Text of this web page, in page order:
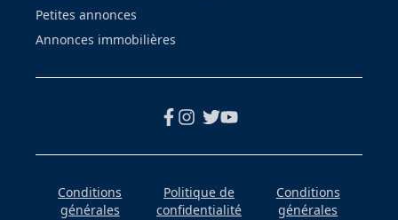
Petites annonces
Annonces immobilières
Conditions
générales
Politique de
confidentialité
Conditions
générales